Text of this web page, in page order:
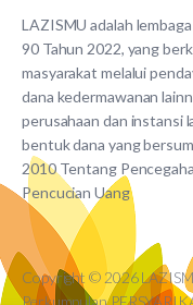
LAZISMU adalah
90 Tahun 2022, yang
masyarakat melalui
dana kedermawanan
perusahaan dan instansi
bentuk dana yang
2010 Tentang
Pencucian Uang
Copyright © 2026
Perkumpulan